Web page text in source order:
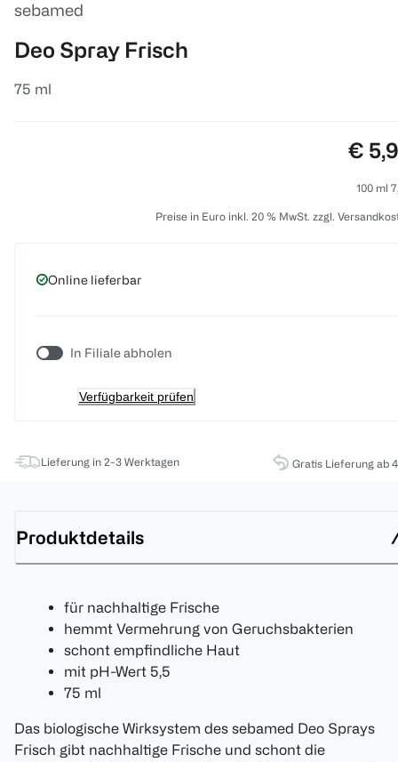
sebamed
Deo Spray Frisch
75 ml
€
100 ml
Preise in Euro inkl. 20 % MwSt. zzgl.
Online lieferbar
In Filiale abholen
Verfügbarkeit prüfen
Lieferung in 2-3 Werktagen Gratis Lieferung ab
Produktdetails
für nachhaltige Frische
hemmt Vermehrung von Geruchsbakterien
schont empfindliche Haut
mit pH-Wert 5,5
75 ml
Das biologische Wirksystem des sebamed Deo Sprays
Frisch gibt nachhaltige Frische und schont die